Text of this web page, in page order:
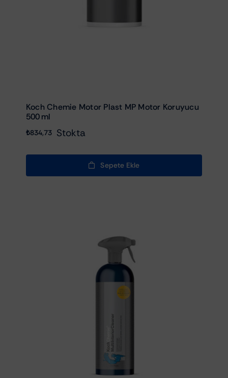
Koch Chemie Motor Plast MP Motor Koruyucu
500 Ml
₺834,73 Stokta
Sepete Ekle